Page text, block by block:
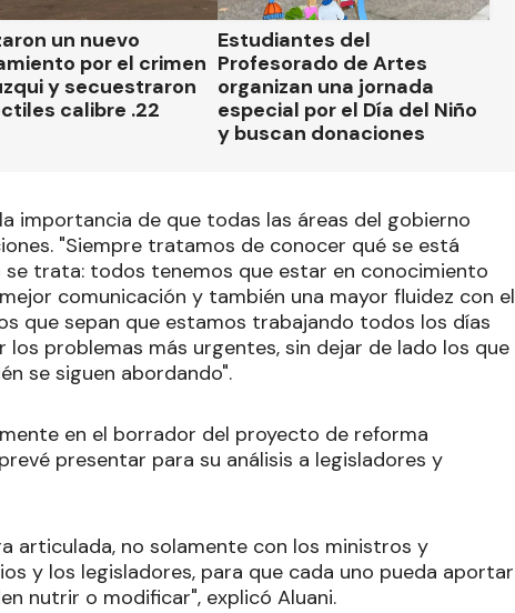
un nuevo
por el crimen
y secuestraron
calibre .22
Estudiantes del
Profesorado de Artes
organizan una jornada
especial por el Día del Niño
y buscan donaciones
importancia de que todas las áreas del gobierno
"Siempre tratamos de conocer qué se está
se trata: todos tenemos que estar en conocimiento
comunicación y también una mayor fluidez con el
que sepan que estamos trabajando todos los días
problemas más urgentes, sin dejar de lado los que
se siguen abordando".
en el borrador del proyecto de reforma
presentar para su análisis a legisladores y
articulada, no solamente con los ministros y
y los legisladores, para que cada uno pueda aportar
nutrir o modificar", explicó Aluani.